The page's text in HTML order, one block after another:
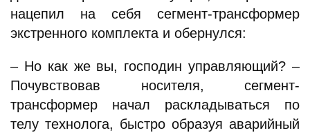
нацепил на себя сегмент-трансформер
экстренного комплекта и обернулся:
– Но как же вы, господин управляющий? –
Почувствовав носителя, сегмент-
трансформер начал раскладываться по
телу технолога, быстро образуя аварийный